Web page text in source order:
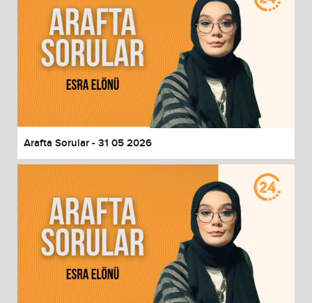
Arafta Sorular - 31 05 2026